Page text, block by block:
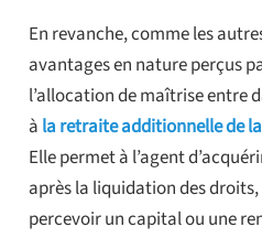
En revanche, comme les
avantages en nature perçus
l’allocation de maîtrise entre
à la retraite additionnelle de
Elle permet à l’agent
après la liquidation des
percevoir un capital ou une